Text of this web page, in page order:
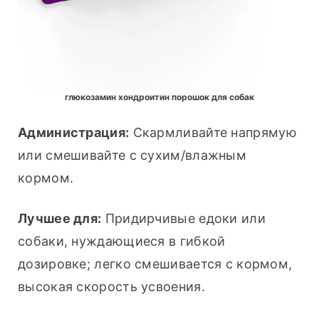
глюкозамин хондроитин порошок для собак
Администрация: Скармливайте напрямую
или смешивайте с сухим/влажным
кормом.
Лучшее для: Придирчивые едоки или
собаки, нуждающиеся в гибкой
дозировке; легко смешивается с кормом,
высокая скорость усвоения.